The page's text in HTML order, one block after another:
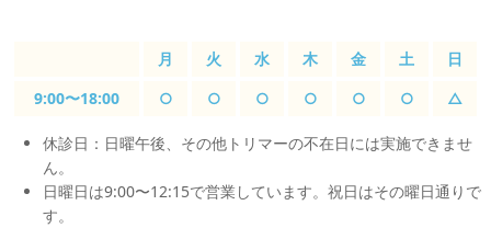
月 火 水 木 金 土
日
9:00〜18:00
○ ○ ○ ○ ○ ○ △
休診日：日曜午後、その他トリマーの不在日には実施できませ
ん。
日曜日は9:00〜12:15で営業しています。祝日はその曜日通りで
す。